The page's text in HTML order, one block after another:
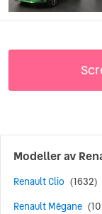
Modeller av
Renault Clio (1632)
Renault Mégane